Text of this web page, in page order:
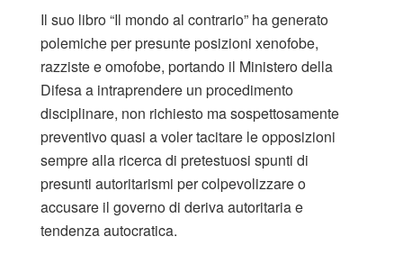
Il suo libro “Il mondo al contrario” ha generato
polemiche per presunte posizioni xenofobe,
razziste e omofobe, portando il Ministero della
Difesa a intraprendere un procedimento
disciplinare, non richiesto ma sospettosamente
preventivo quasi a voler tacitare le opposizioni
sempre alla ricerca di pretestuosi spunti di
presunti autoritarismi per colpevolizzare o
accusare il governo di deriva autoritaria e
tendenza autocratica.